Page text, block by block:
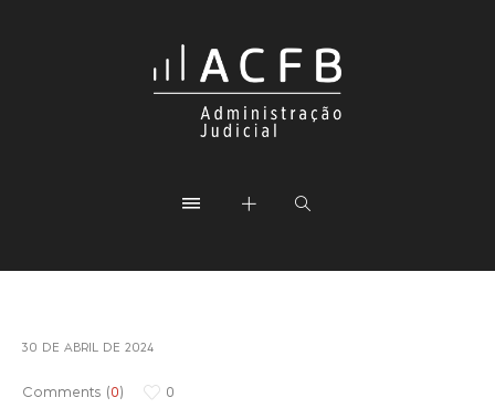
30 DE ABRIL DE 2024
Comments (0) 0